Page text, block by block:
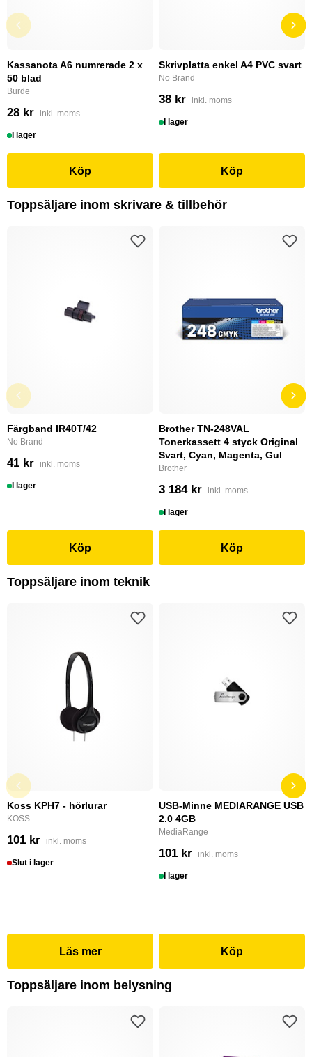
Kassanota A6 numrerade 2 x
50 blad
Burde
28 kr inkl. moms
I lager
Köp
Skrivplatta enkel A4 PVC svart
No Brand
38 kr inkl. moms
I lager
Köp
Toppsäljare inom skrivare & tillbehör
Färgband IR40T/42
No Brand
41 kr inkl. moms
I lager
Köp
Brother TN-248VAL
Tonerkassett 4 styck Original
Svart, Cyan, Magenta, Gul
Brother
3 184 kr inkl. moms
I lager
Köp
Toppsäljare inom teknik
Koss KPH7 - hörlurar
KOSS
101 kr inkl. moms
Slut i lager
Läs mer
USB-Minne MEDIARANGE USB
2.0 4GB
MediaRange
101 kr inkl. moms
I lager
Köp
Toppsäljare inom belysning